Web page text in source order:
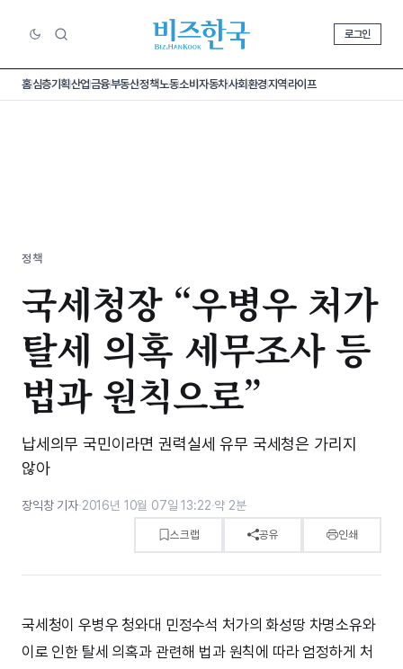
로그인
홈심층기획산업금융부동산정책노동소비 자동차사회환경지역라이프
정책
국세청장 “우병우 처가
탈세 의혹 세무조사 등
법과 원칙으로”
납세의무 국민이라면 권력실세 유무 국세청은 가리지
않아
장익창 기자·2016년 10월 07일 13:22·약 2분
스크랩 공유 인쇄
국세청이 우병우 청와대 민정수석 처가의 화성땅 차명소유와
이로 인한 탈세 의혹과 관련해 법과 원칙에 따라 엄정하게 처